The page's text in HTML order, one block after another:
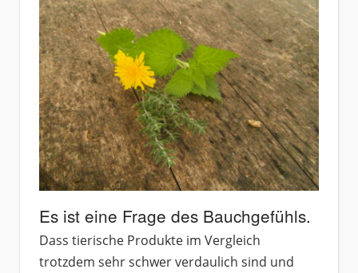
Es ist eine Frage des Bauchgefühls.
Dass tierische Produkte im Vergleich
trotzdem sehr schwer verdaulich sind und